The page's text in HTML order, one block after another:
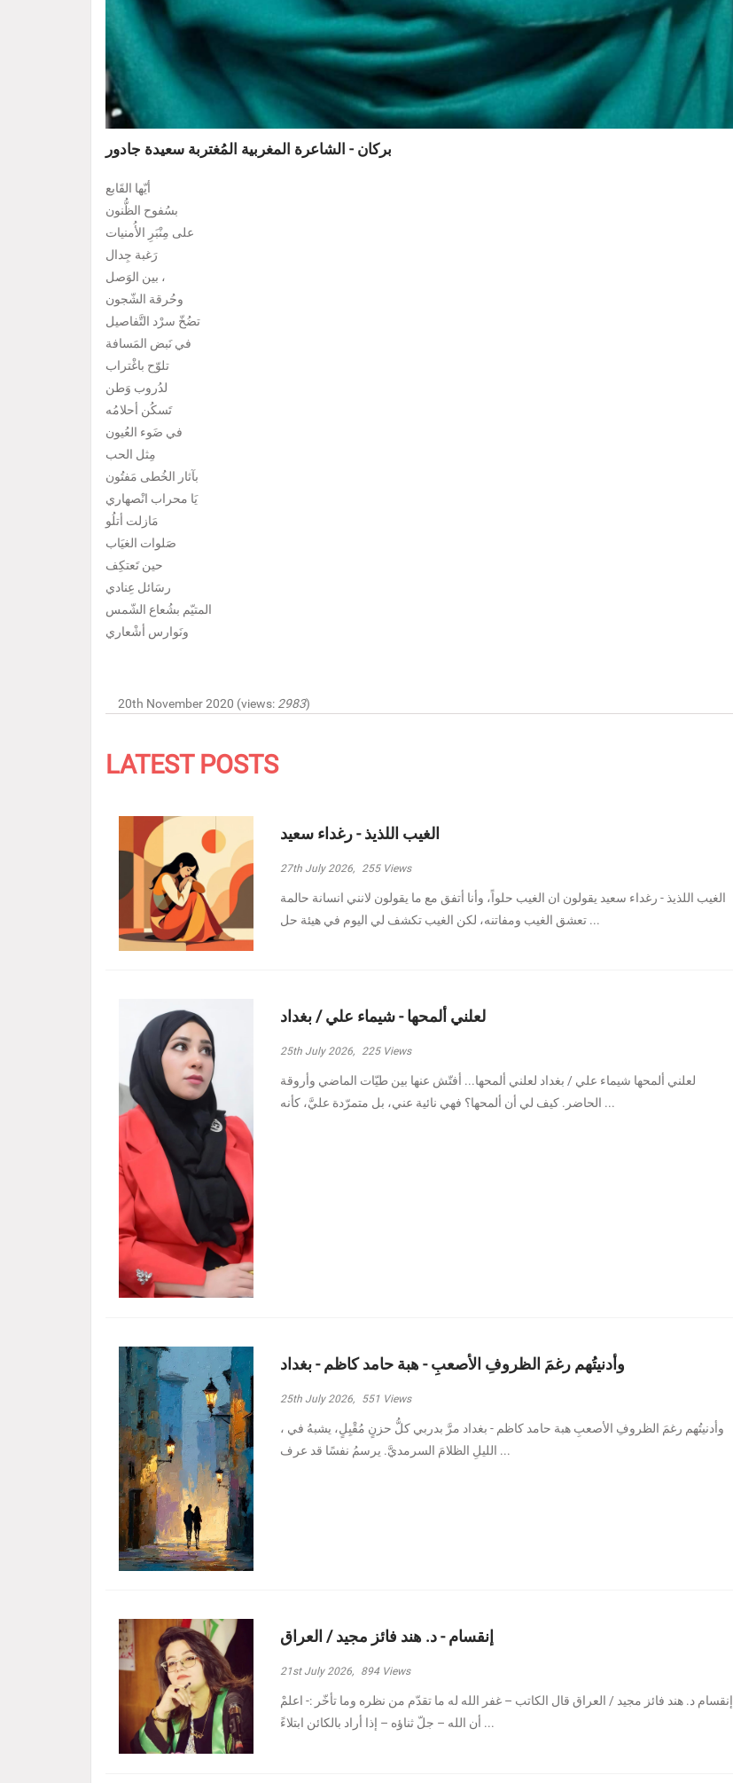
بركان - الشاعرة المغربية المُغتربة سعيدة جادور
أيّها القَابع
بسُفوح الظُّنون
على مِنْبَرِ الأُمنيات
رَغبة جِدال
بين الوَصل ،
وحُرقة الشّجون
تضُخّ سرْد التَّفاصيل
في نَبض المَسافة
تلوّح باغْتراب
لدُروب وَطن
تَسكُن أحلامُه
في ضَوء العُيون
مِثل الحب
بآثار الخُطى مَفتُون
يَا محراب انْصهاري
مَازلت أتلُو
صَلوات الغيَاب
حين تَعتكِف
رسَائل عِنادي
المتيّم بشُعاع الشّمس
ونَوارس أشْعاري
20th November 2020 (views: 2983)
LATEST POSTS
الغيب اللذيذ - رغداء سعيد
27th July 2026, 255Views
الغيب اللذيذ - رغداء سعيد يقولون ان الغيب حلواً، وأنا أتفق مع ما يقولون لانني انسانة حالمة
تعشق الغيب ومفاتنه، لكن الغيب تكشف لي اليوم في هيئة حل ...
لعلني ألمحها - شيماء علي / بغداد
25th July 2026, 225Views
لعلني ألمحها شيماء علي / بغداد لعلني ألمحها... أفتّش عنها بين طيّات الماضي وأروقة
الحاضر. كيف لي أن ألمحها؟ فهي نائية عني، بل متمرّدة عليَّ، كأنه ...
وأدنيتُهم رغمَ الظروفِ الأصعبِ - هبة حامد كاظم - بغداد
25th July 2026, 551 Views
، وأدنيتُهم رغمَ الظروفِ الأصعبِ هبة حامد كاظم - بغداد مرَّ بدربي كلُّ حزنٍ مُقْبِلٍ، يشبهُ في
الليلِ الظلامَ السرمديَّ. يرسمُ نفسًا قد عرف ...
إنقسام - د. هند فائز مجيد / العراق
21st July 2026, 894Views
إنقسام د. هند فائز مجيد / العراق ‏قال الكاتب – غفر الله له ما تقدّم من نظره وما تأخّر :- ‏اعلمْ
أن الله – جلّ ثناؤه – إذا أراد بالكائن ابتلاءً ...